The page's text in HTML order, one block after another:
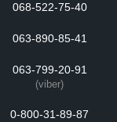
068-522-75-40
063-890-85-41
063-799-20-91
(viber)
0-800-31-89-87